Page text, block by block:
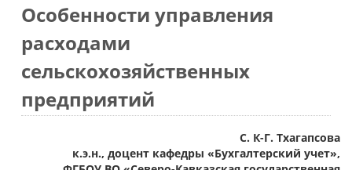
Особенности управления
расходами
сельскохозяйственных
предприятий
С. К-Г. Тхагапсова
к.э.н., доцент кафедры «Бухгалтерский учет»,